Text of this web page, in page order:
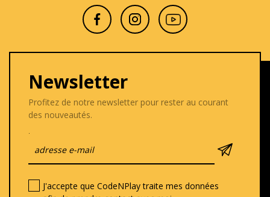
Newsletter
Profitez de notre newsletter pour rester au courant
des nouveautés.
J'accepte que CodeNPlay traite mes données